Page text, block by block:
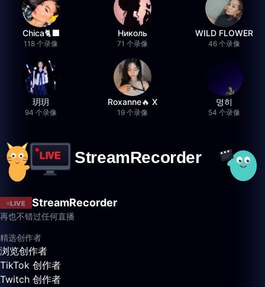
Chica🐈‍⬛
118 个录像
Николь
71 个录像
WILD FLOWER
46 个录像
玥玥
94 个录像
Roxanne🔥 X
19 个录像
멍히
54 个录像
LIVE StreamRecorder
再也不错过任何直播
精选创作者
浏览创作者
TikTok 创作者
Twitch 创作者